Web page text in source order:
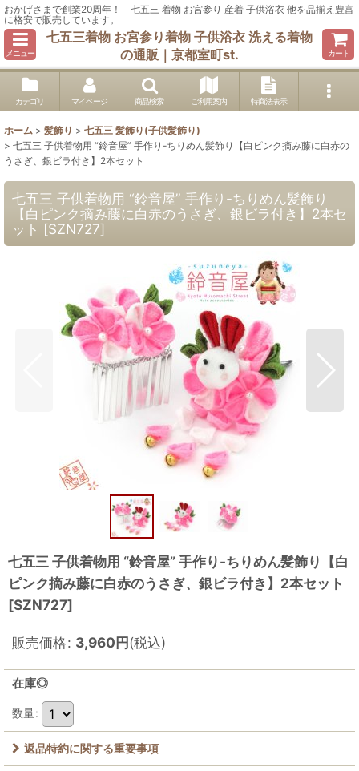
おかげさまで創業20周年！ 七五三 着物 お宮参り 産着 子供浴衣 他を品揃え豊富
に格安で販売しています。
メニュー
七五三着物 お宮参り着物 子供浴衣 洗える着物
の通販｜京都室町st.
カート
カテゴリ マイページ 商品検索 ご利用案内 特商法表示
ホーム > 髪飾り > 七五三 髪飾り(子供髪飾り)
> 七五三 子供着物用 “鈴音屋” 手作り-ちりめん髪飾り【白ピンク摘み藤に白赤の
うさぎ、銀ビラ付き】2本セット
七五三 子供着物用 “鈴音屋” 手作り-ちりめん髪飾り
【白ピンク摘み藤に白赤のうさぎ、銀ビラ付き】2本セ
ット [SZN727]
七五三 子供着物用 “鈴音屋” 手作り-ちりめん髪飾り【白
ピンク摘み藤に白赤のうさぎ、銀ビラ付き】2本セット
[SZN727]
販売価格: 3,960円(税込)
在庫◎
数量:
返品特約に関する重要事項